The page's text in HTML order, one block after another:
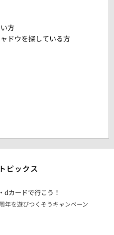
方
ドウを探している方
ピックス
dカードで行こう！
年を遊びつくそうキャンペーン